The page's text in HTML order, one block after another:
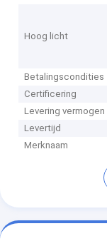
Hoog licht
Betalingscondities
Certificering
Levering vermogen
Levertijd
Merknaam